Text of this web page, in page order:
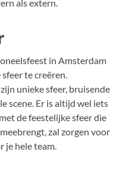
als extern.
in Amsterdam
te creëren.
unieke sfeer, bruisende
scene. Er is altijd wel iets
de feestelijke sfeer die
zal zorgen voor
je hele team.